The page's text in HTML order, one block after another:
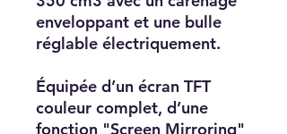
enveloppant et une bulle
réglable électriquement.
Équipée d’un écran TFT
couleur complet, d’une
fonction "Screen Mirroring"